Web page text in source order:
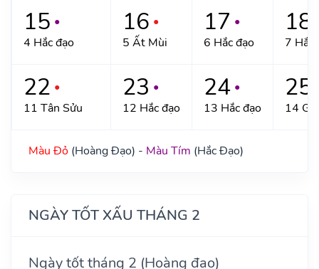
15 ●
4 Hắc đạo
16 ●
5 Ất Mùi
17 ●
6 Hắc đạo
18
7 Hắc
22 ●
11 Tân Sửu
23 ●
12 Hắc đạo
24 ●
13 Hắc đạo
25
14
Màu Đỏ (Hoàng Đạo) - Màu Tím (Hắc Đạo)
NGÀY TỐT XẤU THÁNG 2
Ngày tốt tháng 2 (Hoàng đạo)